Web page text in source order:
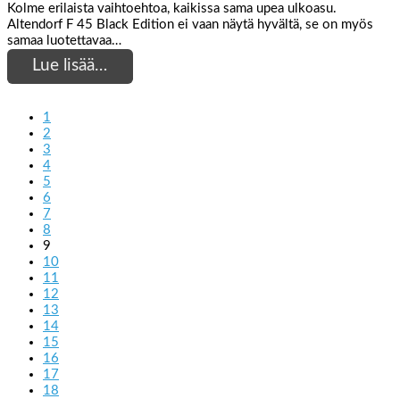
Kolme erilaista vaihtoehtoa, kaikissa sama upea ulkoasu.
Altendorf F 45 Black Edition ei vaan näytä hyvältä, se on myös
samaa luotettavaa…
Lue lisää…
1
2
3
4
5
6
7
8
9
10
11
12
13
14
15
16
17
18